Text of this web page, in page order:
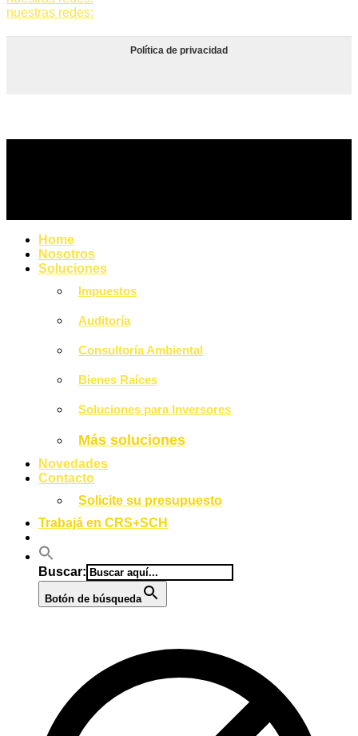
nuestras redes:
Política de privacidad
Home
Nosotros
Soluciones
Impuestos
Auditoría
Consultoría Ambiental
Bienes Raíces
Soluciones para Inversores
Más soluciones
Novedades
Contacto
Solicite su presupuesto
Trabajá en CRS+SCH
Buscar:
Botón de búsqueda